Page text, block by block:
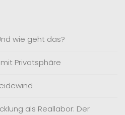
wie geht das?
Privatsphäre
als Reallabor: Der